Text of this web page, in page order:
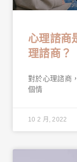
心理諮商
理諮商？
對於心理諮商
個情
10 2 月, 2022